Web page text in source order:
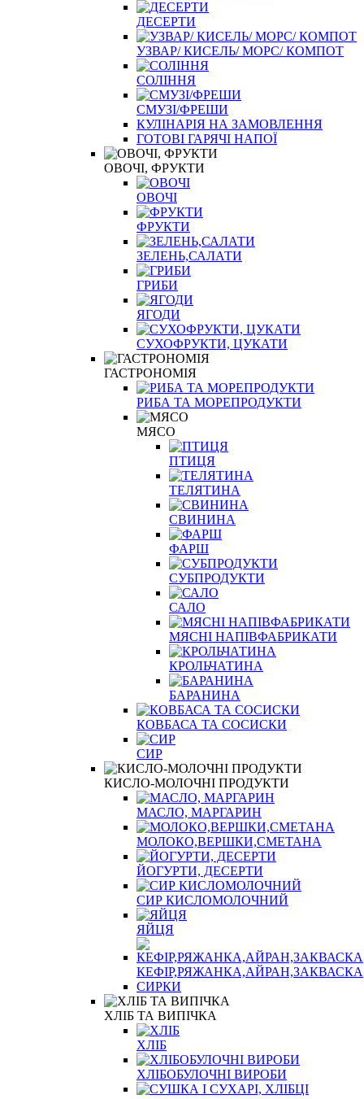
ДЕСЕРТИ
УЗВАР/ КИСЕЛЬ/ МОРС/ КОМПОТ
СОЛІННЯ
СМУЗІ/ФРЕШИ
КУЛІНАРІЯ НА ЗАМОВЛЕННЯ
ГОТОВІ ГАРЯЧІ НАПОЇ
ОВОЧІ, ФРУКТИ
ОВОЧІ
ФРУКТИ
ЗЕЛЕНЬ,САЛАТИ
ГРИБИ
ЯГОДИ
СУХОФРУКТИ, ЦУКАТИ
ГАСТРОНОМІЯ
РИБА ТА МОРЕПРОДУКТИ
МЯСО
ПТИЦЯ
ТЕЛЯТИНА
СВИНИНА
ФАРШ
СУБПРОДУКТИ
САЛО
МЯСНІ НАПІВФАБРИКАТИ
КРОЛЬЧАТИНА
БАРАНИНА
КОВБАСА ТА СОСИСКИ
СИР
КИСЛО-МОЛОЧНІ ПРОДУКТИ
МАСЛО, МАРГАРИН
МОЛОКО,ВЕРШКИ,СМЕТАНА
ЙОГУРТИ, ДЕСЕРТИ
СИР КИСЛОМОЛОЧНИЙ
ЯЙЦЯ
КЕФІР,РЯЖАНКА,АЙРАН,ЗАКВАСКА
СИРКИ
ХЛІБ ТА ВИПІЧКА
ХЛІБ
ХЛІБОБУЛОЧНІ ВИРОБИ